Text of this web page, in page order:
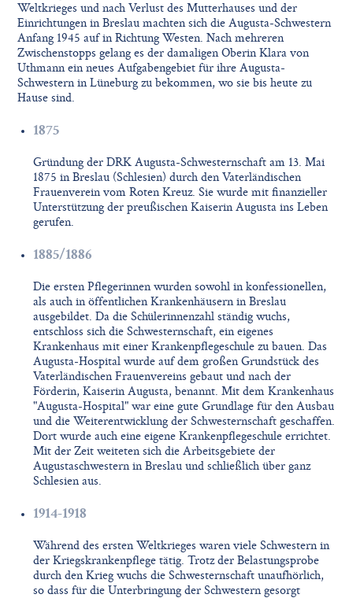
Weltkrieges und nach Verlust des Mutterhauses und der
Einrichtungen in Breslau machten sich die Augusta-Schwestern
Anfang 1945 auf in Richtung Westen. Nach mehreren
Zwischenstopps gelang es der damaligen Oberin Klara von
Uthmann ein neues Aufgabengebiet für ihre Augusta-
Schwestern in Lüneburg zu bekommen, wo sie bis heute zu
Hause sind.
1875
Gründung der DRK Augusta-Schwesternschaft am 13. Mai
1875 in Breslau (Schlesien) durch den Vaterländischen
Frauenverein vom Roten Kreuz. Sie wurde mit finanzieller
Unterstützung der preußischen Kaiserin Augusta ins Leben
gerufen.
1885/1886
Die ersten Pflegerinnen wurden sowohl in konfessionellen,
als auch in öffentlichen Krankenhäusern in Breslau
ausgebildet. Da die Schülerinnenzahl ständig wuchs,
entschloss sich die Schwesternschaft, ein eigenes
Krankenhaus mit einer Krankenpflegeschule zu bauen. Das
Augusta-Hospital wurde auf dem großen Grundstück des
Vaterländischen Frauenvereins gebaut und nach der
Förderin, Kaiserin Augusta, benannt. Mit dem Krankenhaus
"Augusta-Hospital" war eine gute Grundlage für den Ausbau
und die Weiterentwicklung der Schwesternschaft geschaffen.
Dort wurde auch eine eigene Krankenpflegeschule errichtet.
Mit der Zeit weiteten sich die Arbeitsgebiete der
Augustaschwestern in Breslau und schließlich über ganz
Schlesien aus.
1914-1918
Während des ersten Weltkrieges waren viele Schwestern in
der Kriegskrankenpflege tätig. Trotz der Belastungsprobe
durch den Krieg wuchs die Schwesternschaft unaufhörlich,
so dass für die Unterbringung der Schwestern gesorgt